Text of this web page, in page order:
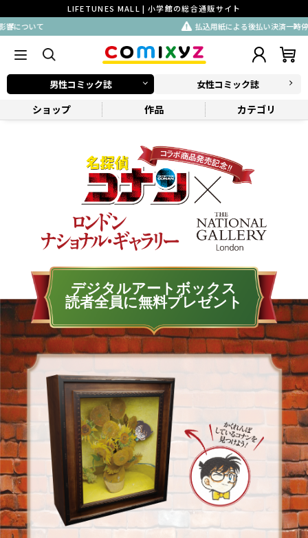
LIFETUNES MALL | 小学館の総合通販サイト
払込用紙による後払い決済一時停止のお知らせ
男性コミック誌 女性コミック誌
ショップ 作品 カテゴリ
デジタルアートボックス
読者全員に無料プレゼント